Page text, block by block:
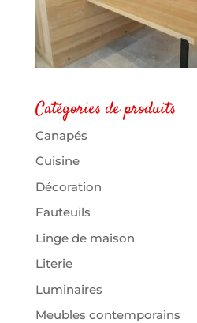
Catégories de produits
Canapés
Cuisine
Décoration
Fauteuils
Linge de maison
Literie
Luminaires
Meubles contemporains